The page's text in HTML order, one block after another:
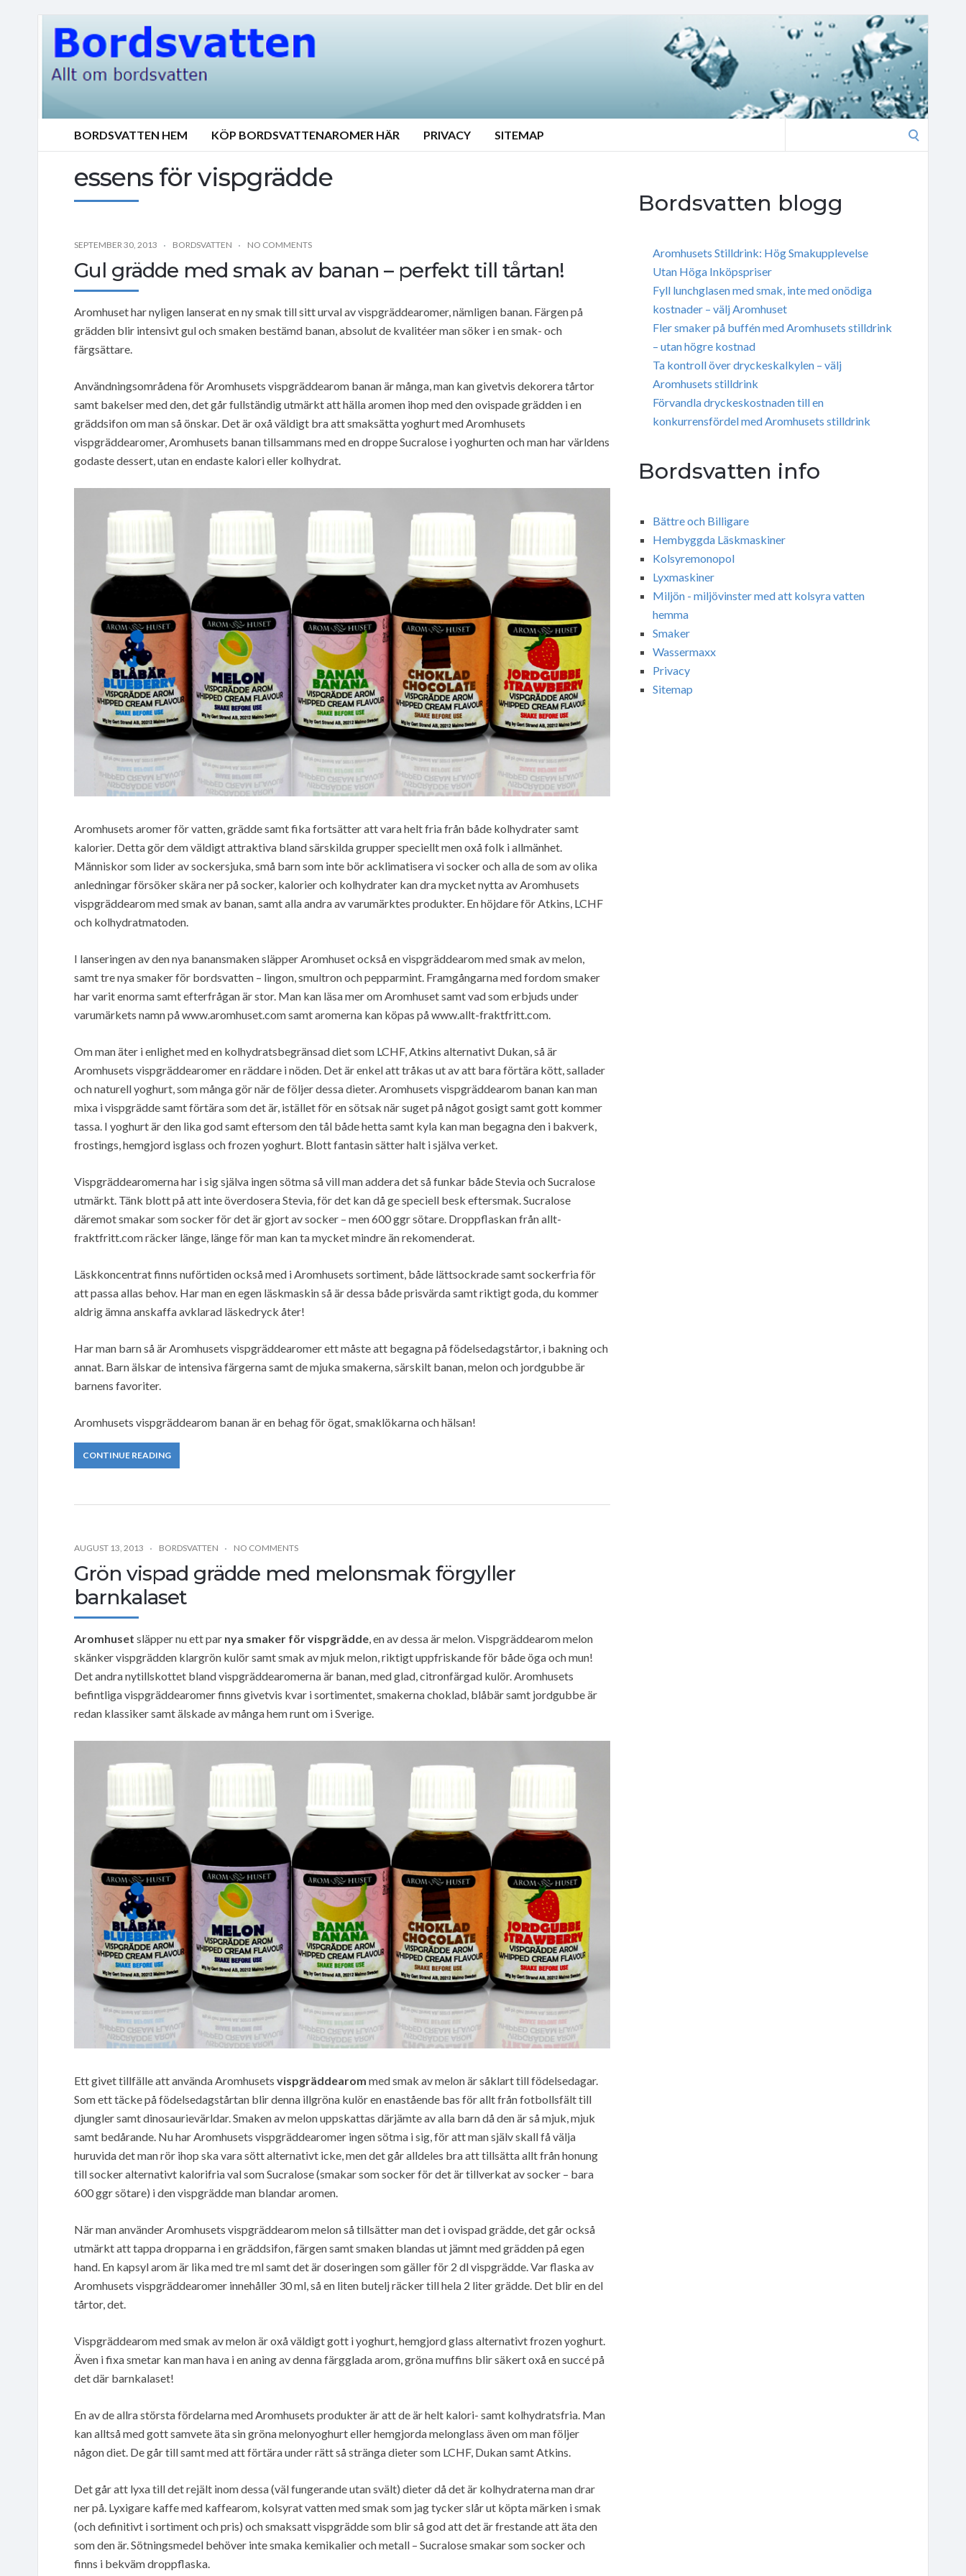
BORDSVATTEN HEM KÖP BORDSVATTENAROMER HÄR PRIVACY SITEMAP
essens för vispgrädde
SEPTEMBER 30, 2013 BORDSVATTEN NO COMMENTS
Gul grädde med smak av banan – perfekt till tårtan!
Aromhuset har nyligen lanserat en ny smak till sitt urval av vispgräddearomer, nämligen banan. Färgen på
grädden blir intensivt gul och smaken bestämd banan, absolut de kvalitéer man söker i en smak- och
färgsättare.
Användningsområdena för Aromhusets vispgräddearom banan är många, man kan givetvis dekorera tårtor
samt bakelser med den, det går fullständig utmärkt att hälla aromen ihop med den ovispade grädden i en
gräddsifon om man så önskar. Det är oxå väldigt bra att smaksätta yoghurt med Aromhusets
vispgräddearomer, Aromhusets banan tillsammans med en droppe Sucralose i yoghurten och man har världens
godaste dessert, utan en endaste kalori eller kolhydrat.
Aromhusets aromer för vatten, grädde samt fika fortsätter att vara helt fria från både kolhydrater samt
kalorier. Detta gör dem väldigt attraktiva bland särskilda grupper speciellt men oxå folk i allmänhet.
Människor som lider av sockersjuka, små barn som inte bör acklimatisera vi socker och alla de som av olika
anledningar försöker skära ner på socker, kalorier och kolhydrater kan dra mycket nytta av Aromhusets
vispgräddearom med smak av banan, samt alla andra av varumärktes produkter. En höjdare för Atkins, LCHF
och kolhydratmatoden.
I lanseringen av den nya banansmaken släpper Aromhuset också en vispgräddearom med smak av melon,
samt tre nya smaker för bordsvatten – lingon, smultron och pepparmint. Framgångarna med fordom smaker
har varit enorma samt efterfrågan är stor. Man kan läsa mer om Aromhuset samt vad som erbjuds under
varumärkets namn på www.aromhuset.com samt aromerna kan köpas på www.allt-fraktfritt.com.
Om man äter i enlighet med en kolhydratsbegränsad diet som LCHF, Atkins alternativt Dukan, så är
Aromhusets vispgräddearomer en räddare i nöden. Det är enkel att tråkas ut av att bara förtära kött, sallader
och naturell yoghurt, som många gör när de följer dessa dieter. Aromhusets vispgräddearom banan kan man
mixa i vispgrädde samt förtära som det är, istället för en sötsak när suget på något gosigt samt gott kommer
tassa. I yoghurt är den lika god samt eftersom den tål både hetta samt kyla kan man begagna den i bakverk,
frostings, hemgjord isglass och frozen yoghurt. Blott fantasin sätter halt i själva verket.
Vispgräddearomerna har i sig själva ingen sötma så vill man addera det så funkar både Stevia och Sucralose
utmärkt. Tänk blott på att inte överdosera Stevia, för det kan då ge speciell besk eftersmak. Sucralose
däremot smakar som socker för det är gjort av socker – men 600 ggr sötare. Droppflaskan från allt-
fraktfritt.com räcker länge, länge för man kan ta mycket mindre än rekomenderat.
Läskkoncentrat finns nuförtiden också med i Aromhusets sortiment, både lättsockrade samt sockerfria för
att passa allas behov. Har man en egen läskmaskin så är dessa både prisvärda samt riktigt goda, du kommer
aldrig ämna anskaffa avklarad läskedryck åter!
Har man barn så är Aromhusets vispgräddearomer ett måste att begagna på födelsedagstårtor, i bakning och
annat. Barn älskar de intensiva färgerna samt de mjuka smakerna, särskilt banan, melon och jordgubbe är
barnens favoriter.
Aromhusets vispgräddearom banan är en behag för ögat, smaklökarna och hälsan!
CONTINUE READING
AUGUST 13, 2013 BORDSVATTEN NO COMMENTS
Grön vispad grädde med melonsmak förgyller
barnkalaset
Aromhuset släpper nu ett par nya smaker för vispgrädde , en av dessa är melon. Vispgräddearom melon
skänker vispgrädden klargrön kulör samt smak av mjuk melon, riktigt uppfriskande för både öga och mun!
Det andra nytillskottet bland vispgräddearomerna är banan, med glad, citronfärgad kulör. Aromhusets
befintliga vispgräddearomer finns givetvis kvar i sortimentet, smakerna choklad, blåbär samt jordgubbe är
redan klassiker samt älskade av många hem runt om i Sverige.
Ett givet tillfälle att använda Aromhusets vispgräddearom med smak av melon är såklart till födelsedagar.
Som ett täcke på födelsedagstårtan blir denna illgröna kulör en enastående bas för allt från fotbollsfält till
djungler samt dinosaurievärldar. Smaken av melon uppskattas därjämte av alla barn då den är så mjuk, mjuk
samt bedårande. Nu har Aromhusets vispgräddearomer ingen sötma i sig, för att man själv skall få välja
huruvida det man rör ihop ska vara sött alternativt icke, men det går alldeles bra att tillsätta allt från honung
till socker alternativt kalorifria val som Sucralose (smakar som socker för det är tillverkat av socker – bara
600 ggr sötare) i den vispgrädde man blandar aromen.
När man använder Aromhusets vispgräddearom melon så tillsätter man det i ovispad grädde, det går också
utmärkt att tappa dropparna i en gräddsifon, färgen samt smaken blandas ut jämnt med grädden på egen
hand. En kapsyl arom är lika med tre ml samt det är doseringen som gäller för 2 dl vispgrädde. Var flaska av
Aromhusets vispgräddearomer innehåller 30 ml, så en liten butelj räcker till hela 2 liter grädde. Det blir en del
tårtor, det.
Vispgräddearom med smak av melon är oxå väldigt gott i yoghurt, hemgjord glass alternativt frozen yoghurt.
Även i fixa smetar kan man hava i en aning av denna färgglada arom, gröna muffins blir säkert oxå en succé på
det där barnkalaset!
En av de allra största fördelarna med Aromhusets produkter är att de är helt kalori- samt kolhydratsfria. Man
kan alltså med gott samvete äta sin gröna melonyoghurt eller hemgjorda melonglass även om man följer
någon diet. De går till samt med att förtära under rätt så stränga dieter som LCHF, Dukan samt Atkins.
Det går att lyxa till det rejält inom dessa (väl fungerande utan svält) dieter då det är kolhydraterna man drar
ner på. Lyxigare kaffe med kaffearom, kolsyrat vatten med smak som jag tycker slår ut köpta märken i smak
(och definitivt i sortiment och pris) och smaksatt vispgrädde som blir så god att det är frestande att äta den
som den är. Sötningsmedel behöver inte smaka kemikalier och metall – Sucralose smakar som socker och
finns i bekväm droppflaska.
Bordsvatten blogg
Aromhusets Stilldrink: Hög Smakupplevelse
Utan Höga Inköpspriser
Fyll lunchglasen med smak, inte med onödiga
kostnader – välj Aromhuset
Fler smaker på buffén med Aromhusets stilldrink
– utan högre kostnad
Ta kontroll över dryckeskalkylen – välj
Aromhusets stilldrink
Förvandla dryckeskostnaden till en
konkurrensfördel med Aromhusets stilldrink
Bordsvatten info
Bättre och Billigare
Hembyggda Läskmaskiner
Kolsyremonopol
Lyxmaskiner
Miljön - miljövinster med att kolsyra vatten
hemma
Smaker
Wassermaxx
Privacy
Sitemap